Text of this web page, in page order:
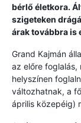
bérlő életkora.
szigeteken
árak továbbra is
Grand Kajmán
az előre foglalás,
helyszínen
változhatnak, a
április közepéig)